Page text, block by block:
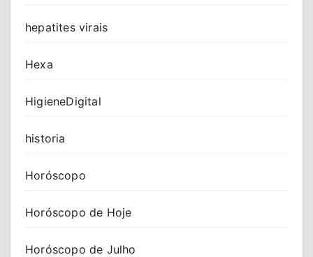
hepatites virais
Hexa
HigieneDigital
historia
Horóscopo
Horóscopo de Hoje
Horóscopo de Julho